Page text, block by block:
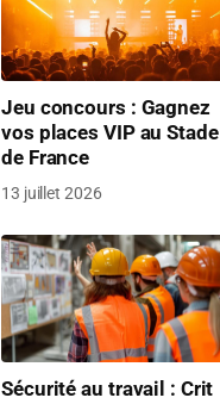
Jeu concours : Gagnez
vos places VIP au Stade
de France
13 juillet 2026
Sécurité au travail : Crit